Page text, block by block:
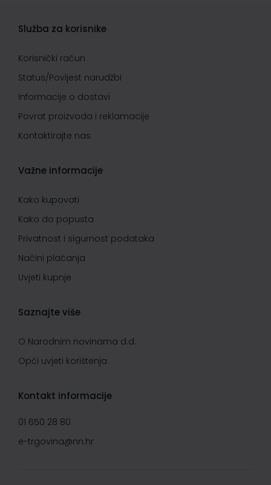
Služba za korisnike
Korisnički račun
Status/Povijest narudžbi
Informacije o dostavi
Povrat proizvoda i reklamacije
Kontaktirajte nas
Važne informacije
Kako kupovati
Kako do popusta
Privatnost i sigurnost podataka
Načini plaćanja
Uvjeti kupnje
Saznajte više
O Narodnim novinama d.d.
Opći uvjeti korištenja
Kontakt informacije
01 650 28 80
e-trgovina@nn.hr